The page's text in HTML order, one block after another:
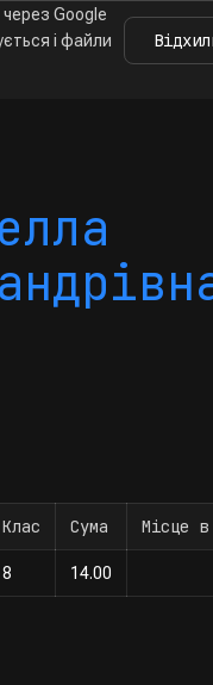
Клас Сума Місце
8 14.00
Google
і файли